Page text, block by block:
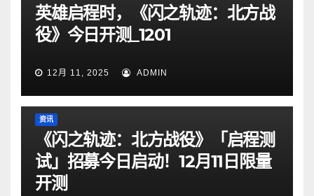
英雄启程时，《闪之轨迹：北方战
役》今日开测_1201
12月 11, 2025 ADMIN
资讯
《闪之轨迹：北方战役》「启程测
试」招募今日启动！12月11日限量
开测